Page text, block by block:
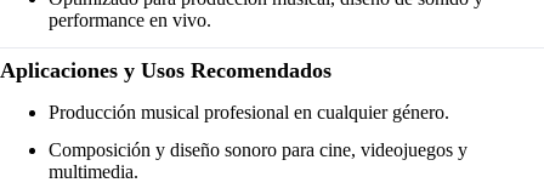
performance en vivo.
Aplicaciones y Usos Recomendados
Producción musical profesional en cualquier género.
Composición y diseño sonoro para cine, videojuegos y
multimedia.